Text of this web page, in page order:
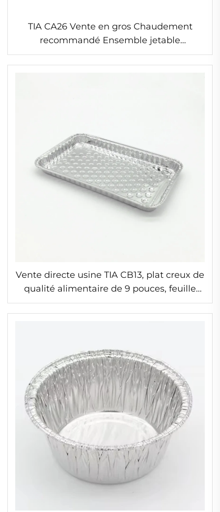
TIA CA26 Vente en gros Chaudement
recommandé Ensemble jetable
compatible four Récipient en aluminium
feuille avec couvercle
Vente directe usine TIA CB13, plat creux de
qualité alimentaire de 9 pouces, feuille
d'aluminium pour stockage alimentaire
en cuisine, récipient BBQ